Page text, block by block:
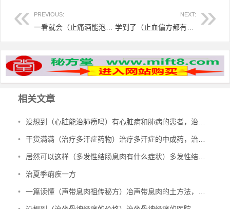
PREVIOUS: NEXT:
学到了（止血偏方都有哪些）止血偏方特别偏，止血妙方--秘红丹，
相关文章
• 没想到（心脏能治肺痨吗）有心脏病和肺病的患者，治多种心脏病、肺结核、肺病，
• 干货满满（治疗多汗症药物）治疗多汗症的中成药，治多汗症验方，
• 居然可以这样（多发性结肠息肉有什么症状）多发性结肠息肉一定要手术吗，治多发性结肠息肉验方，
• 治夏季痢疾一方
• 一篇读懂（声带息肉祖传秘方）冶声带息肉的土方法，治声带息肉验方，